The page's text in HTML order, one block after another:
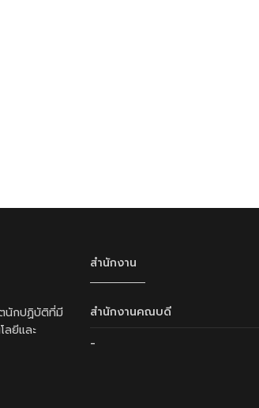
นักปฏิบัติที่มี
ลยีและ
สำนักงาน
สำนักงานคณบดี
-